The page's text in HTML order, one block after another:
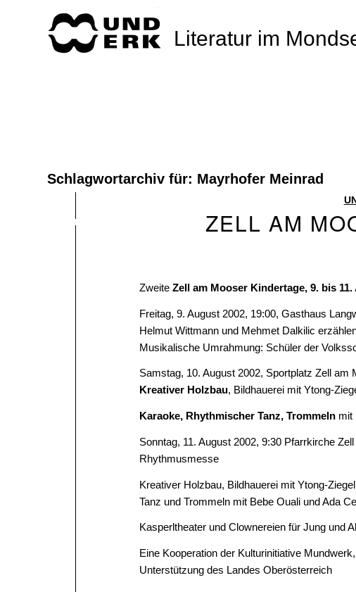
Literatur im
Schlagwortarchiv für: Mayrhofer Meinrad
ZELL AM
Zweite Zell am Mooser Kindertage, 9. bis
Freitag, 9. August 2002, 19:00, Gasthaus
Helmut Wittmann und Mehmet Dalkilic
Musikalische Umrahmung: Schüler der
Samstag, 10. August 2002, Sportplatz Zell am
Kreativer Holzbau, Bildhauerei mit Ytong-
Karaoke, Rhythmischer Tanz, Trommeln mit
Sonntag, 11. August 2002, 9:30 Pfarrkirche
Rhythmusmesse
Kreativer Holzbau, Bildhauerei mit Ytong-
Tanz und Trommeln mit Bebe Ouali und Ada
Kasperltheater und Clownereien für Jung und
Eine Kooperation der Kulturinitiative
Unterstützung des Landes Oberösterreich